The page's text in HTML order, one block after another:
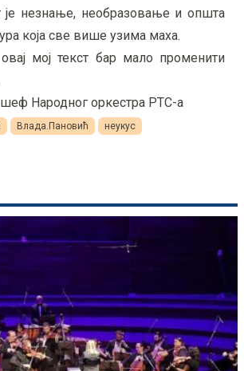
је незнање, необразовање и општа
која све више узима маха.
мој текст бар мало променити
Народног оркестра РТС-а
Влада.Пановић неукус